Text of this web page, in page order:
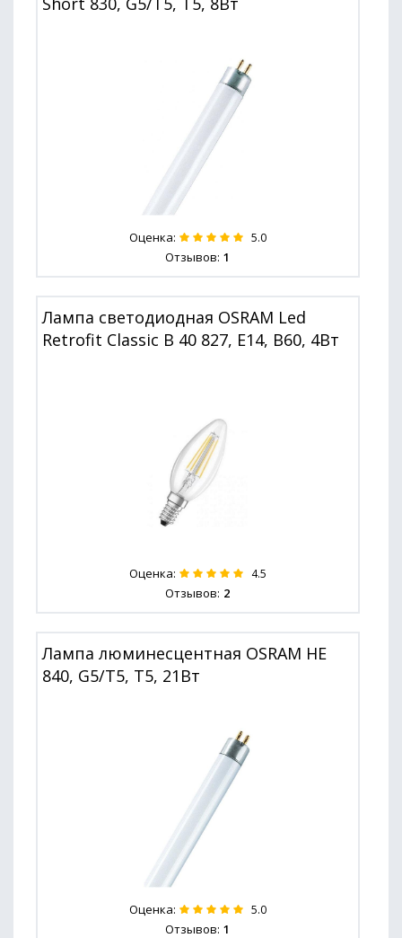
Оценка: 5.0
Отзывов: 1
Лампа светодиодная OSRAM Led
Retrofit Classic B 40 827, E14, B60, 4Вт
Оценка: 4.5
Отзывов: 2
Лампа люминесцентная OSRAM HE
840, G5/T5, T5, 21Вт
Оценка: 5.0
Отзывов: 1